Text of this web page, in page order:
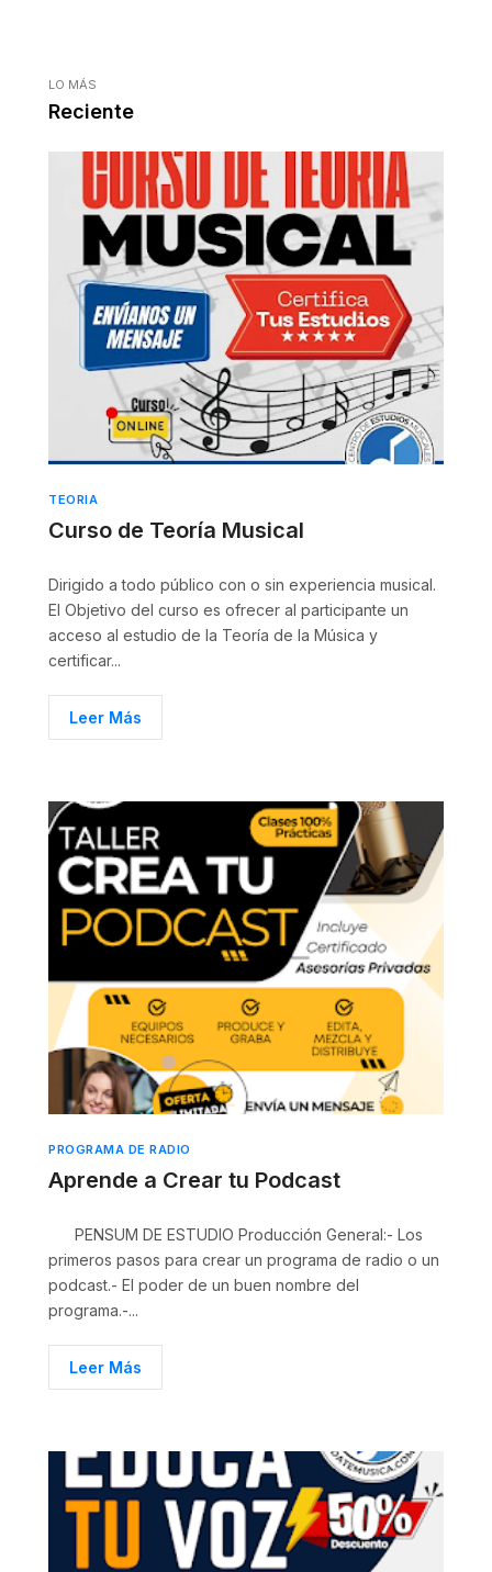
LO MÁS
Reciente
TEORIA
Curso de Teoría Musical
Dirigido a todo público con o sin experiencia musical.
El Objetivo del curso es ofrecer al participante un
acceso al estudio de la Teoría de la Música y
certificar...
Leer Más
PROGRAMA DE RADIO
Aprende a Crear tu Podcast
PENSUM DE ESTUDIO Producción General:- Los
primeros pasos para crear un programa de radio o un
podcast.- El poder de un buen nombre del
programa.-...
Leer Más